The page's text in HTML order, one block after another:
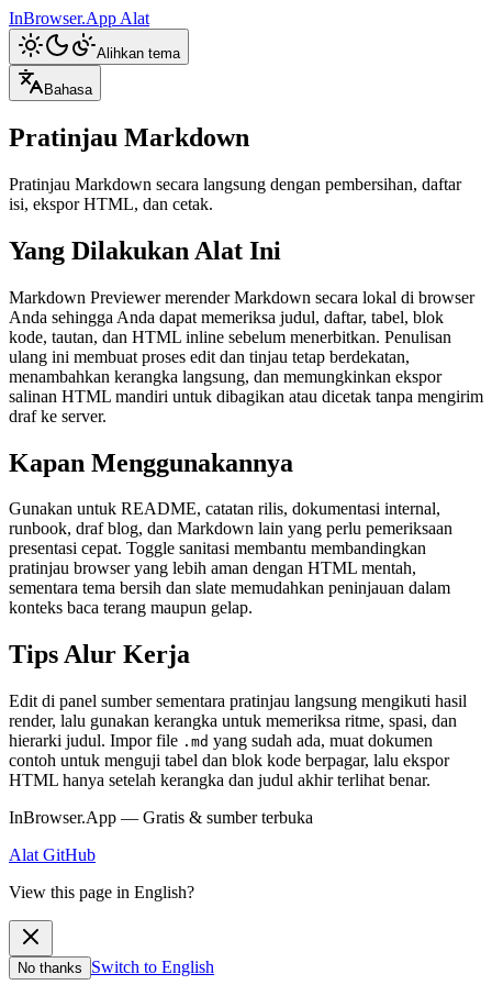
InBrowser.App Alat
Alihkan tema
Bahasa
Pratinjau Markdown
Pratinjau Markdown secara langsung dengan pembersihan, daftar
isi, ekspor HTML, dan cetak.
Yang Dilakukan Alat Ini
Markdown Previewer merender Markdown secara lokal di browser
Anda sehingga Anda dapat memeriksa judul, daftar, tabel, blok
kode, tautan, dan HTML inline sebelum menerbitkan. Penulisan
ulang ini membuat proses edit dan tinjau tetap berdekatan,
menambahkan kerangka langsung, dan memungkinkan ekspor
salinan HTML mandiri untuk dibagikan atau dicetak tanpa mengirim
draf ke server.
Kapan Menggunakannya
Gunakan untuk README, catatan rilis, dokumentasi internal,
runbook, draf blog, dan Markdown lain yang perlu pemeriksaan
presentasi cepat. Toggle sanitasi membantu membandingkan
pratinjau browser yang lebih aman dengan HTML mentah,
sementara tema bersih dan slate memudahkan peninjauan dalam
konteks baca terang maupun gelap.
Tips Alur Kerja
Edit di panel sumber sementara pratinjau langsung mengikuti hasil
render, lalu gunakan kerangka untuk memeriksa ritme, spasi, dan
hierarki judul. Impor file .md yang sudah ada, muat dokumen
contoh untuk menguji tabel dan blok kode berpagar, lalu ekspor
HTML hanya setelah kerangka dan judul akhir terlihat benar.
InBrowser.App — Gratis & sumber terbuka
Alat GitHub
View this page in English?
No thanks Switch to English